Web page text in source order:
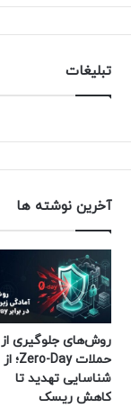
تبلیغات
آخرین نوشته ها
روش‌های جلوگیری از
حملات Zero-Day؛ از
شناسایی تهدید تا
کاهش ریسک